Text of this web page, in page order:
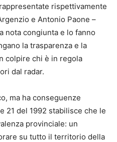
rispettivamente
e Antonio Paone –
nota congiunta e lo fanno
la trasparenza e la
colpire chi è in regola
dal radar.
ma ha conseguenze
21 del 1992 stabilisce che le
provinciale: un
su tutto il territorio della